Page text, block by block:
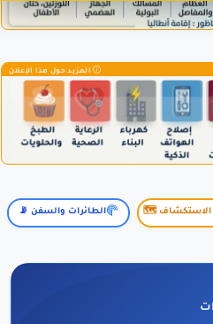
المزيد حول هذا الإعلان
الاستكشاف 🗺️ الطائرات والسفن 📡